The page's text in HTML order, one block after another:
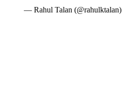
— Rahul Talan (@rahulktalan)